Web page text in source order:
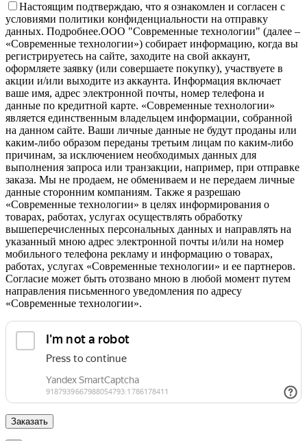
Настоящим подтверждаю, что я ознакомлен и согласен с
условиями политики конфиденциальности на отправку
данных. Подробнее.OOO "Современные технологии" (далее –
«Современные технологии») собирает информацию, когда вы
регистрируетесь на сайте, заходите на свой аккаунт,
оформляете заявку (или совершаете покупку), участвуете в
акции и/или выходите из аккаунта. Информация включает
ваше имя, адрес электронной почты, номер телефона и
данные по кредитной карте. «Современные технологии»
является единственным владельцем информации, собранной
на данном сайте. Ваши личные данные не будут проданы или
каким-либо образом переданы третьим лицам по каким-либо
причинам, за исключением необходимых данных для
выполнения запроса или транзакции, например, при отправке
заказа. Мы не продаем, не обмениваем и не передаем личные
данные сторонним компаниям. Также я разрешаю
«Современные технологии» в целях информирования о
товарах, работах, услугах осуществлять обработку
вышеперечисленных персональных данных и направлять на
указанный мною адрес электронной почты и/или на номер
мобильного телефона рекламу и информацию о товарах,
работах, услугах «Современные технологии» и ее партнеров.
Согласие может быть отозвано мною в любой момент путем
направления письменного уведомления по адресу
«Современные технологии».